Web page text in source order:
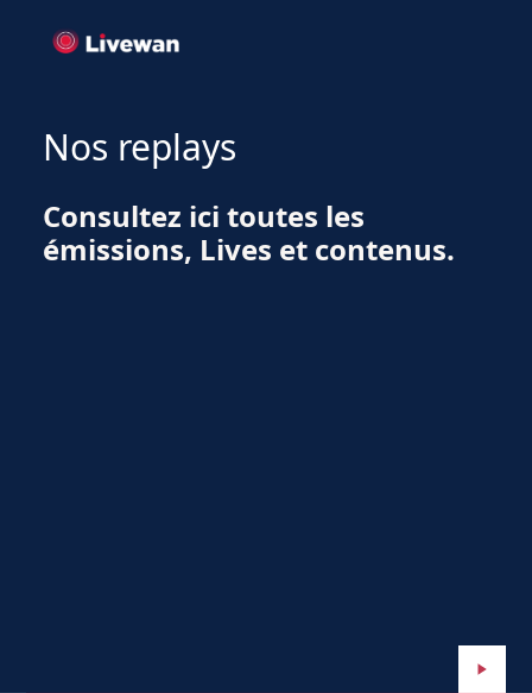
Nos replays
Consultez ici toutes les
émissions, Lives et contenus.